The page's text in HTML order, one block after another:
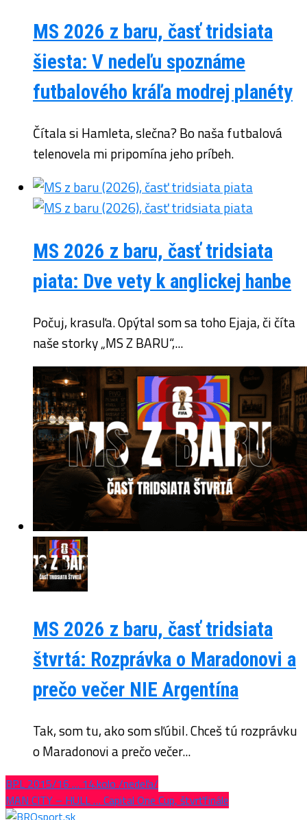
MS 2026 z baru, časť tridsiata
šiesta: V nedeľu spoznáme
futbalového kráľa modrej planéty
Čítala si Hamleta, slečna? Bo naša futbalová
telenovela mi pripomína jeho príbeh.
MS 2026 z baru, časť tridsiata
piata: Dve vety k anglickej hanbe
Počuj, krasuľa. Opýtal som sa toho Ejaja, či číta
naše storky „MS Z BARU“,...
MS 2026 z baru, časť tridsiata
štvrtá: Rozprávka o Maradonovi a
prečo večer NIE Argentína
Tak, som tu, ako som sľúbil. Chceš tú rozprávku
o Maradonovi a prečo večer...
BPL 2015/16 … 14.kolo /nedeľa/
MAN CITY – HULL … Capital One Cup, štvrťfinále